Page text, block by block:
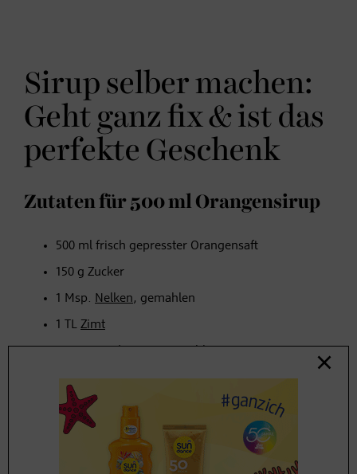
Sirup selber machen:
Geht ganz fix & ist das
perfekte Geschenk
Zutaten für 500 ml Orangensirup
500 ml frisch gepresster Orangensaft
150 g Zucker
1 Msp. Nelken, gemahlen
1 TL Zimt
Mark einer Vanilleschote
Zubereitung Orangensirup
Frisch gepressten Orangensaft mit Zucker und diesen
Gewürzen in einen Topf geben: Nelken,
Zimt,